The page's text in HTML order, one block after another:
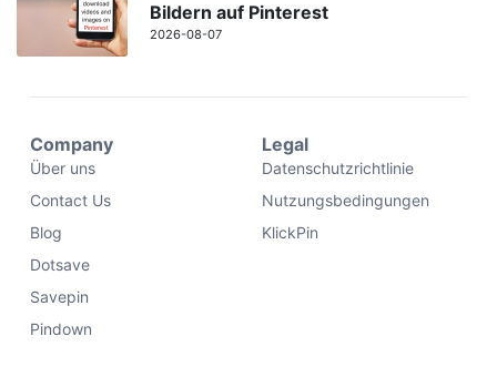
Bildern auf Pinterest
2026-08-07
Company
Über uns
Contact Us
Blog
Dotsave
Savepin
Pindown
Legal
Datenschutzrichtlinie
Nutzungsbedingungen
KlickPin